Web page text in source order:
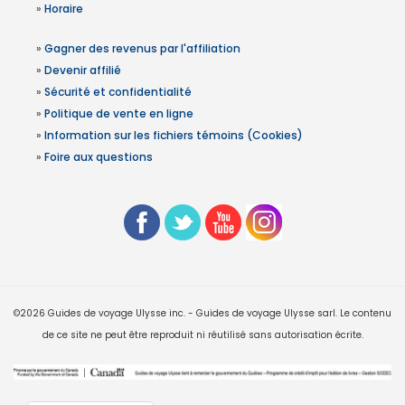
» Horaire
» Gagner des revenus par l'affiliation
» Devenir affilié
» Sécurité et confidentialité
» Politique de vente en ligne
» Information sur les fichiers témoins (Cookies)
» Foire aux questions
©2026 Guides de voyage Ulysse inc. - Guides de voyage Ulysse sarl. Le contenu
de ce site ne peut être reproduit ni réutilisé sans autorisation écrite.